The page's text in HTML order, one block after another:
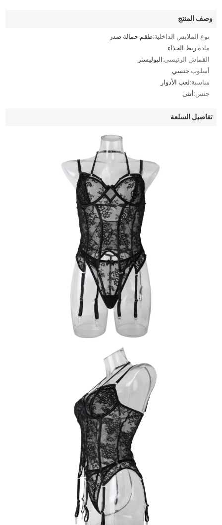
وصف المنتج
نوع الملابس الداخلية:طقم حمالة صدر
مادة:ربط الحذاء
القماش الرئيسي:البوليستر
أسلوب:جنسي
مناسبة:لعب الأدوار
جنس:أنثى
تفاصيل السلعة